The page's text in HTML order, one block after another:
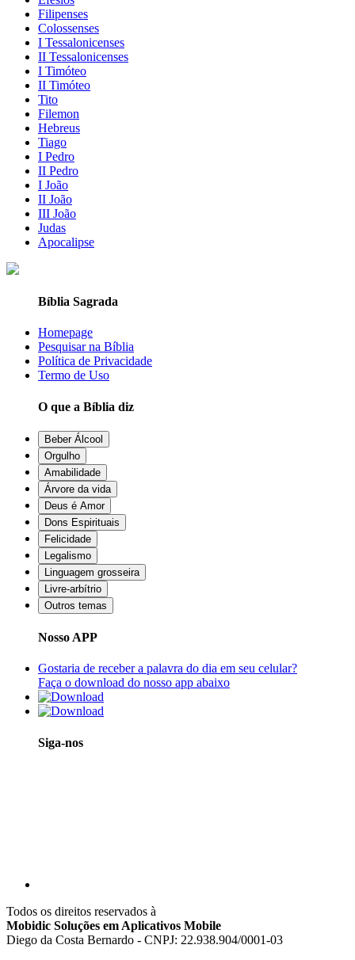
Filipenses
Colossenses
I Tessalonicenses
II Tessalonicenses
I Timóteo
II Timóteo
Tito
Filemon
Hebreus
Tiago
I Pedro
II Pedro
I João
II João
III João
Judas
Apocalipse
Bíblia Sagrada
Homepage
Pesquisar na Bíblia
Política de Privacidade
Termo de Uso
O que a Bíblia diz
Beber Álcool
Orgulho
Amabilidade
Árvore da vida
Deus é Amor
Dons Espirituais
Felicidade
Legalismo
Linguagem grosseira
Livre-arbítrio
Outros temas
Nosso APP
Gostaria de receber a palavra do dia em seu celular?
Faça o download do nosso app abaixo
Siga-nos
Todos os direitos reservados à
Mobidic Soluções em Aplicativos Mobile
Diego da Costa Bernardo - CNPJ: 22.938.904/0001-03